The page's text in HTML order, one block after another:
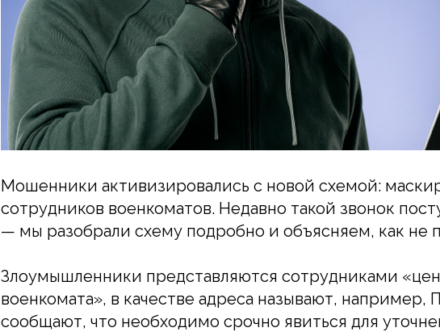
Мошенники активизировались с новой схемой:
сотрудников военкоматов. Недавно такой звонок
— мы разобрали схему подробно и объясняем, как не
Злоумышленники представляются сотрудниками
военкомата», в качестве адреса называют, например,
сообщают, что необходимо срочно явиться для